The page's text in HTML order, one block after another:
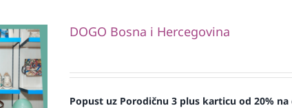
DOGO Bosna i Hercegovina
Popust uz Porodičnu 3 plus karticu od 20%